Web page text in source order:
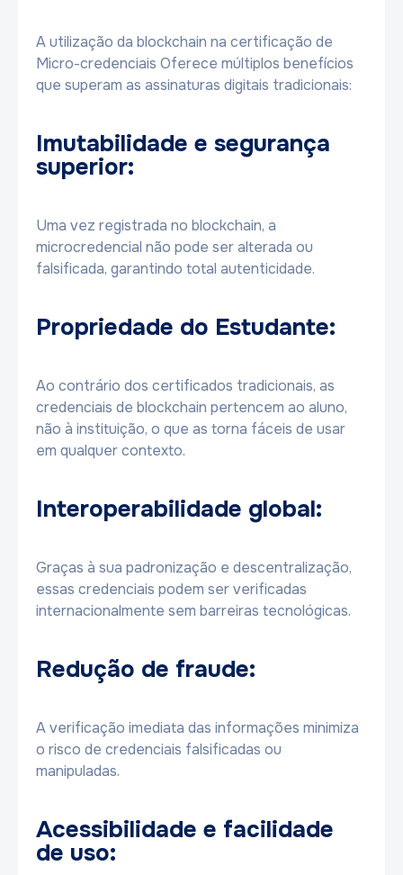
A utilização da blockchain na certificação de
Micro-credenciais Oferece múltiplos benefícios
que superam as assinaturas digitais tradicionais:
Imutabilidade e segurança
superior:
Uma vez registrada no blockchain, a
microcredencial não pode ser alterada ou
falsificada, garantindo total autenticidade.
Propriedade do Estudante:
Ao contrário dos certificados tradicionais, as
credenciais de blockchain pertencem ao aluno,
não à instituição, o que as torna fáceis de usar
em qualquer contexto.
Interoperabilidade global:
Graças à sua padronização e descentralização,
essas credenciais podem ser verificadas
internacionalmente sem barreiras tecnológicas.
Redução de fraude:
A verificação imediata das informações minimiza
o risco de credenciais falsificadas ou
manipuladas.
Acessibilidade e facilidade
de uso: